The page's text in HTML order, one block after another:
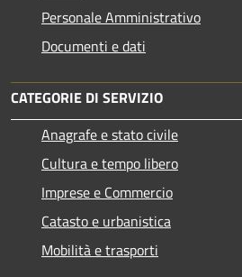
Personale Amministrativo
Documenti e dati
CATEGORIE DI SERVIZIO
Anagrafe e stato civile
Cultura e tempo libero
Imprese e Commercio
Catasto e urbanistica
Mobilità e trasporti